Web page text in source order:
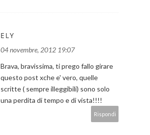
ELY
04 novembre, 2012 19:07
Brava, bravissima, ti prego fallo girare
questo post xche e' vero, quelle
scritte ( sempre illeggibili) sono solo
una perdita di tempo e di vista!!!!
Rispondi